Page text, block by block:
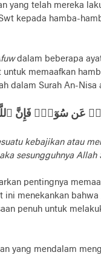
yang telah mereka
kepada hamba-
dalam beberapa
memaafkan
dalam Surah An-Nisa
عَن سُوٓءٍۢ فَإِنَّ
kebajikan atau
sesungguhnya
pentingnya
ini menekankan
penuh untuk
yang mendalam